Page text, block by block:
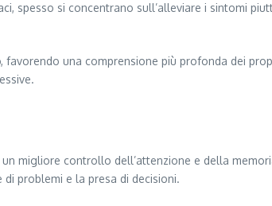
spesso si concentrano sull’alleviare i sintomi
una comprensione più profonda dei
migliore controllo dell’attenzione e della
problemi e la presa di decisioni.